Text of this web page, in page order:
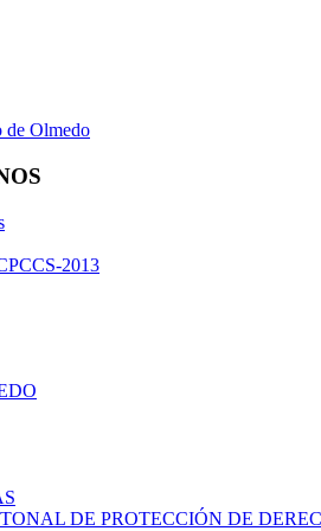
de Olmedo
2013
DE PROTECCIÓN DE